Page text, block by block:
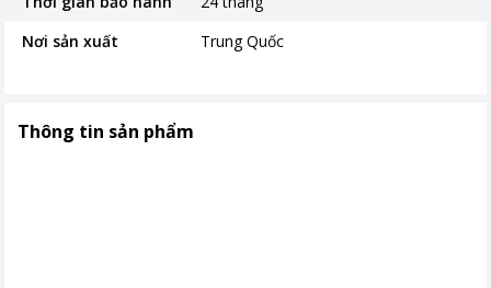
Nơi sản xuất
Trung Quốc
Thông tin sản phẩm